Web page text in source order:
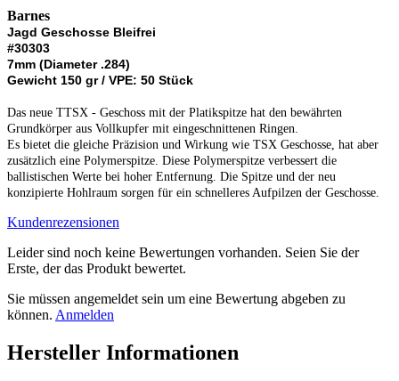
Barnes
Jagd Geschosse Bleifrei
#30303
7mm (Diameter .284)
Gewicht 150 gr / VPE: 50 Stück
Das neue TTSX - Geschoss mit der Platikspitze hat den bewährten
Grundkörper aus Vollkupfer mit eingeschnittenen Ringen.
Es bietet die gleiche Präzision und Wirkung wie TSX Geschosse, hat aber
zusätzlich eine Polymerspitze. Diese Polymerspitze verbessert die
ballistischen Werte bei hoher Entfernung. Die Spitze und der neu
konzipierte Hohlraum sorgen für ein schnelleres Aufpilzen der Geschosse.
Kundenrezensionen
Leider sind noch keine Bewertungen vorhanden. Seien Sie der
Erste, der das Produkt bewertet.
Sie müssen angemeldet sein um eine Bewertung abgeben zu
können. Anmelden
Hersteller Informationen